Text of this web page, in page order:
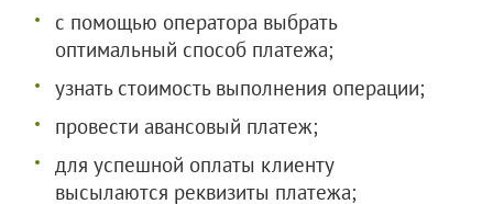
с помощью оператора выбрать
оптимальный способ платежа;
узнать стоимость выполнения операции;
провести авансовый платеж;
для успешной оплаты клиенту
высылаются реквизиты платежа;